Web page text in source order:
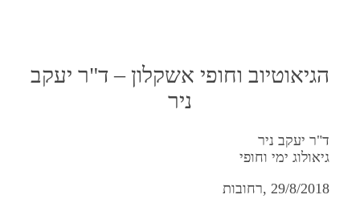
הגיאוטיוב וחופי אשקלון – ד"ר יעקב
ניר
ד"ר יעקב ניר
גיאולוג ימי וחופי
29/8/2018 ,רחובות